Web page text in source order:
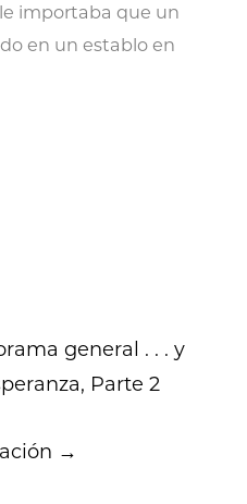
importaba que un
en un establo en
general . . . y
Parte 2
→